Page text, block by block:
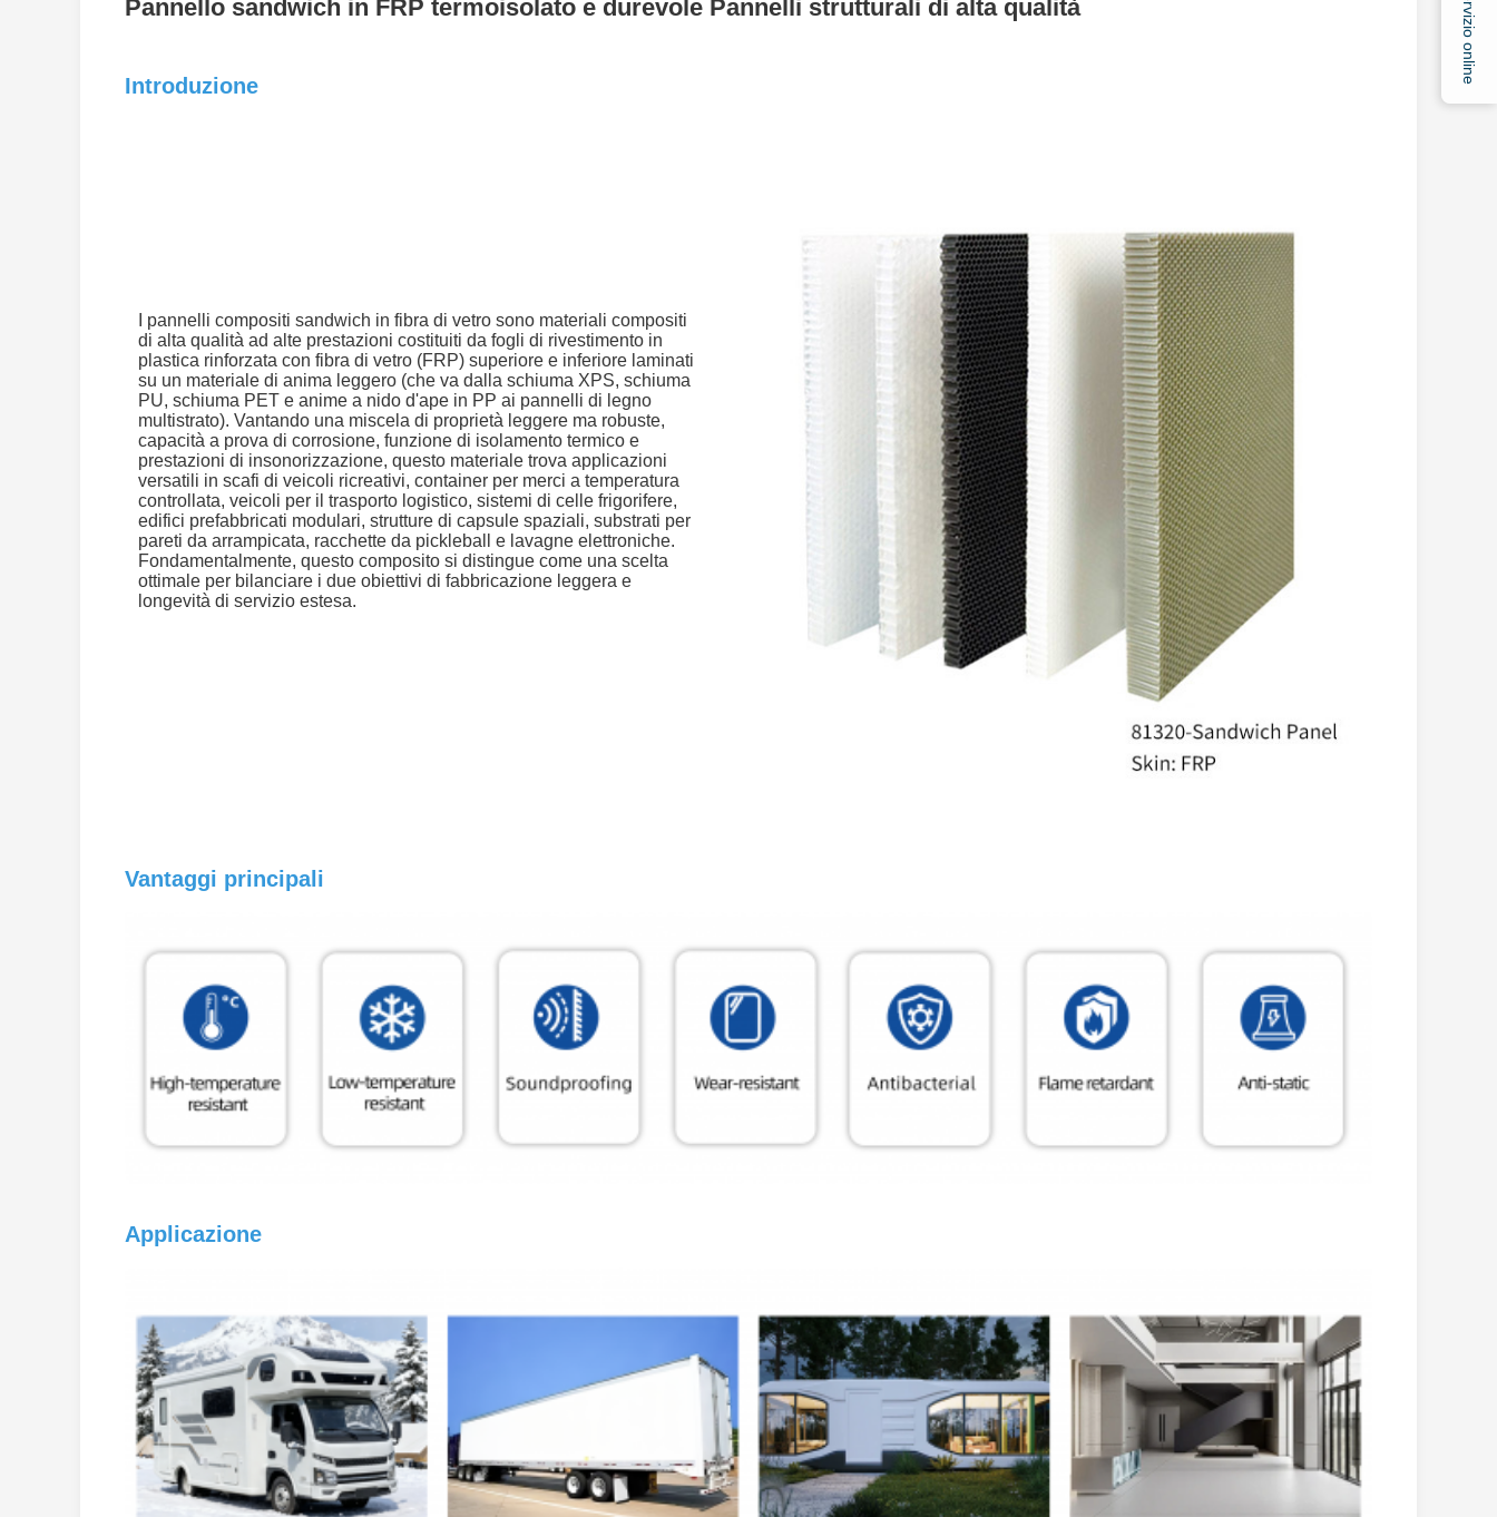
Servizio online
Pannello sandwich in FRP termoisolato e durevole Pannelli strutturali di alta qualità
Introduzione
I pannelli compositi sandwich in fibra di vetro sono materiali compositi
di alta qualità ad alte prestazioni costituiti da fogli di rivestimento in
plastica rinforzata con fibra di vetro (FRP) superiore e inferiore laminati
su un materiale di anima leggero (che va dalla schiuma XPS, schiuma
PU, schiuma PET e anime a nido d'ape in PP ai pannelli di legno
multistrato). Vantando una miscela di proprietà leggere ma robuste,
capacità a prova di corrosione, funzione di isolamento termico e
prestazioni di insonorizzazione, questo materiale trova applicazioni
versatili in scafi di veicoli ricreativi, container per merci a temperatura
controllata, veicoli per il trasporto logistico, sistemi di celle frigorifere,
edifici prefabbricati modulari, strutture di capsule spaziali, substrati per
pareti da arrampicata, racchette da pickleball e lavagne elettroniche.
Fondamentalmente, questo composito si distingue come una scelta
ottimale per bilanciare i due obiettivi di fabbricazione leggera e
longevità di servizio estesa.
Vantaggi principali
Applicazione